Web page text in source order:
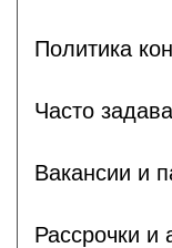
Политика
Часто
Вакансии и
Рассрочки и